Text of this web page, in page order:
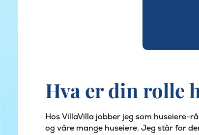
Hva er din rolle
Hos VillaVilla jobber jeg som huseiere-
og våre mange huseiere. Jeg står for